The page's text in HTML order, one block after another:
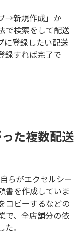
→新規作成」か
で検索をして配送
に登録したい配送
録すれば完了で
た複数配送
らがエクセルシー
書を作成していま
コピーするなどの
で、全店舗分の依
。